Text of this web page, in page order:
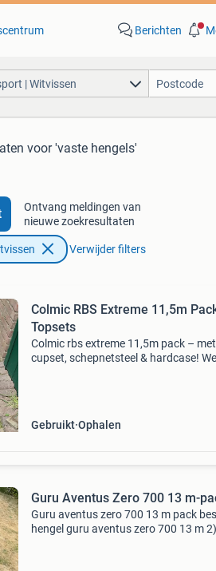
Berichten
| Witvissen
voor 'vaste hengels'
Ontvang meldingen van
nieuwe zoekresultaten
Verwijder filters
Colmic RBS Extreme 11,5m
Topsets
Colmic rbs extreme 11,5m pack –
cupset, schepnetsteel & hardcase!
Gebruikt Ophalen
Guru Aventus Zero 700 13 m-
Guru aventus zero 700 13 m pack
hengel guru aventus zero 700 13 m